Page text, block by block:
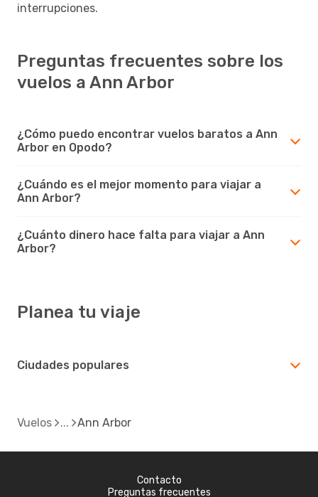
interrupciones.
Preguntas frecuentes sobre los
vuelos a Ann Arbor
¿Cómo puedo encontrar vuelos baratos a Ann
Arbor en Opodo?
¿Cuándo es el mejor momento para viajar a
Ann Arbor?
¿Cuánto dinero hace falta para viajar a Ann
Arbor?
Planea tu viaje
Ciudades populares
Vuelos Ann Arbor
Contacto
Preguntas frecuentes